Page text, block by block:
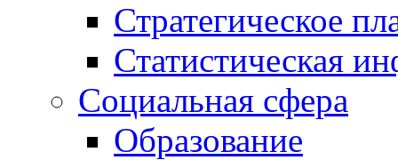
Стратегическое
Статистическая
Социальная сфера
Образование